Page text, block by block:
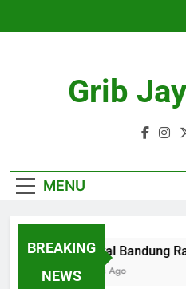
Grib
MENU
BREAKING
NEWS
KA Lokal Bandung
4 Months Ago